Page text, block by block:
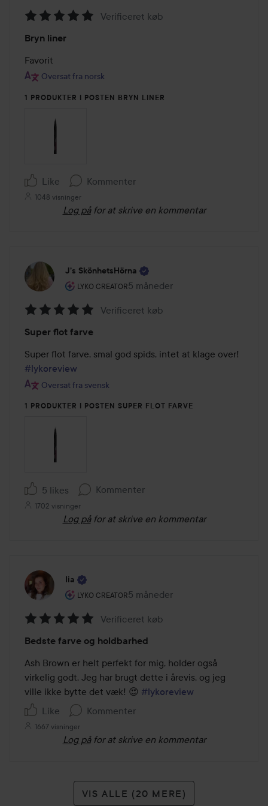
5
ud
af
Verificeret køb
Bryn liner
Favorit
Oversat fra norsk
1 PRODUKTER I POSTEN BRYN LINER
Like Kommenter
1048 visninger
Log på for at skrive en kommentar
J’s SkönhetsHörna
LYKO CREATOR
Brugerens rolle: Lyko Creator.
5 måneder
Posten blev oprettet 5 måneder
5
ud
af
5
Verificeret køb
Super flot farve
#lykoreview
Oversat fra svensk
1 PRODUKTER I POSTEN SUPER FLOT FARVE
5 likes Kommenter
1702 visninger
Log på for at skrive en kommentar
Iia
LYKO CREATOR
Brugerens rolle: Lyko Creator.
5 måneder
Posten blev oprettet 5 måneder
5
ud
af
5
Verificeret køb
Bedste farve og holdbarhed
Ash Brown er helt perfekt for mig, holder også
virkelig godt. Jeg har brugt dette i årevis, og jeg
ville ikke bytte det væk! 😍 #lykoreview
Like
Kommenter
1667 visninger
Log på for at skrive en kommentar
VIS ALLE (20 MERE)